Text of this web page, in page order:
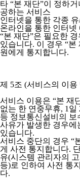
타 “본 재단”이 정하
공하는 서비스
인터넷을 통한 각종
온라인을 통한 인터넷
“본 재단”은 필요한
있습니다. 이 경우 “본
원에게 통지합니다.
제 5조 (서비스의 이용
서비스 이용은 “본 재
없는 한 연중무휴, 1일
등 정보통신설비의 보
사유가 발생한 경우에
있습니다.
서비스 중단의 경우 “
게 사전 통지합니다.
유(시스템 관리자의
등)로 인하여 사전 통
다.